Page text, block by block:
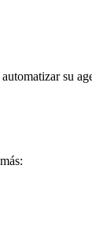
su